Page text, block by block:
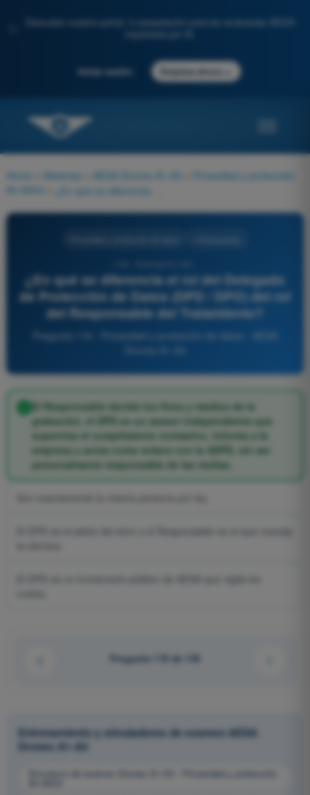
Descubre nuestro portal: tu preparación para los exámenes AESA
Iniciar sesión Empieza ahora
Home Materias AESA Drones A1-A3
Privacidad y protección
de datos
¿En qué se diferencia el rol del Delegado
de Protección de Datos (DPD / DPO) del rol
del Responsable del Tratamiento?
El Responsable decide los fines y medios de la
grabación; el DPD es un asesor independiente que
supervisa el cumplimiento normativo, informa a la
empresa y actúa como enlace con la AEPD, sin ser
personalmente responsable de las multas.
Pregunta 118 de 130
Entrenamiento y simuladores de examen AESA
Drones A1-A3
Simulacro de examen Drones A1-A3 - Privacidad y protección